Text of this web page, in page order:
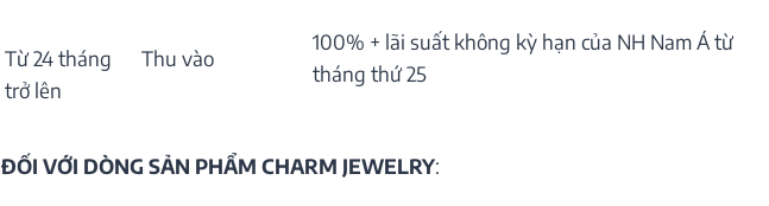
Từ 24 tháng
trở lên
Thu vào
100% + lãi suất không kỳ hạn của NH Nam Á từ
tháng thứ 25
ĐỐI VỚI DÒNG SẢN PHẨM CHARM JEWELRY: